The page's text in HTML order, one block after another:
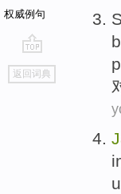
权威例句
go
top
返回词典